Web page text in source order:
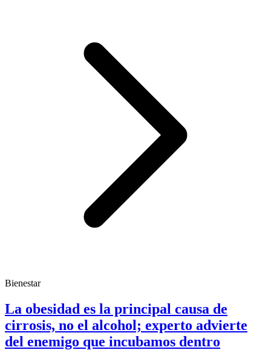
Bienestar
La obesidad es la principal causa de
cirrosis, no el alcohol; experto advierte
del enemigo que incubamos dentro